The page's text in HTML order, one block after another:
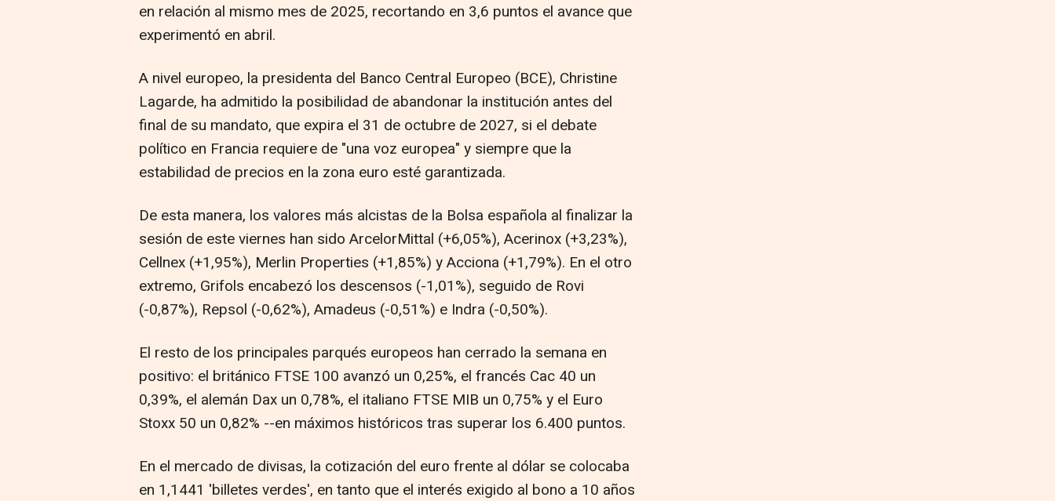
en relación al mismo mes de 2025, recortando en 3,6 puntos el avance que
experimentó en abril.
A nivel europeo, la presidenta del Banco Central Europeo (BCE), Christine
Lagarde, ha admitido la posibilidad de abandonar la institución antes del
final de su mandato, que expira el 31 de octubre de 2027, si el debate
político en Francia requiere de "una voz europea" y siempre que la
estabilidad de precios en la zona euro esté garantizada.
De esta manera, los valores más alcistas de la Bolsa española al finalizar la
sesión de este viernes han sido ArcelorMittal (+6,05%), Acerinox (+3,23%),
Cellnex (+1,95%), Merlin Properties (+1,85%) y Acciona (+1,79%). En el otro
extremo, Grifols encabezó los descensos (-1,01%), seguido de Rovi
(-0,87%), Repsol (-0,62%), Amadeus (-0,51%) e Indra (-0,50%).
El resto de los principales parqués europeos han cerrado la semana en
positivo: el británico FTSE 100 avanzó un 0,25%, el francés Cac 40 un
0,39%, el alemán Dax un 0,78%, el italiano FTSE MIB un 0,75% y el Euro
Stoxx 50 un 0,82% --en máximos históricos tras superar los 6.400 puntos.
En el mercado de divisas, la cotización del euro frente al dólar se colocaba
en 1,1441 'billetes verdes', en tanto que el interés exigido al bono a 10 años